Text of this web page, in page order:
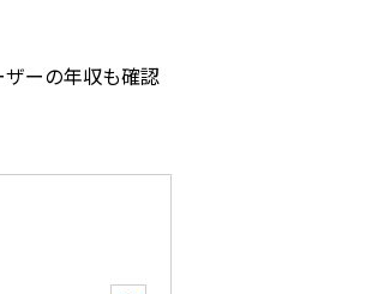
ーの年収も確認